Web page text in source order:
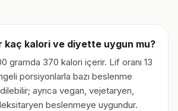
kaç kalori ve diyette uygun mu?
gramda 370 kalori içerir. Lif oranı 13
porsiyonlarla bazı beslenme
ayrıca vegan, vejetaryen,
beslenmeye uygundur.